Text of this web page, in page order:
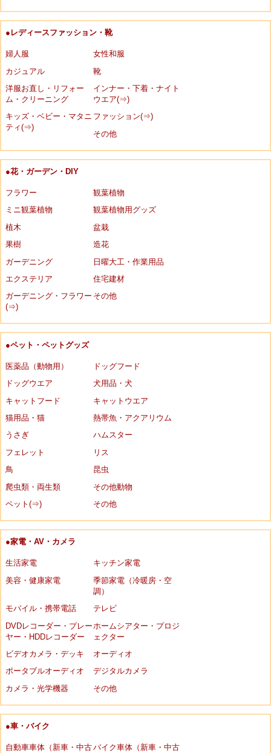
●レディースファッション・靴
婦人服
女性和服
カジュアル
靴
洋服お直し・リフォー
ム・クリーニング
インナー・下着・ナイト
ウエア(⇒)
キッズ・ベビー・マタニ
ティ(⇒)
ファッション(⇒)
その他
●花・ガーデン・DIY
フラワー
観葉植物
ミニ観葉植物
観葉植物用グッズ
植木
盆栽
果樹
造花
ガーデニング
日曜大工・作業用品
エクステリア
住宅建材
ガーデニング・フラワー
(⇒)
その他
●ペット・ペットグッズ
医薬品（動物用）
ドッグフード
ドッグウエア
犬用品・犬
キャットフード
キャットウエア
猫用品・猫
熱帯魚・アクアリウム
うさぎ
ハムスター
フェレット
リス
鳥
昆虫
爬虫類・両生類
その他動物
ペット(⇒)
その他
●家電・AV・カメラ
生活家電
キッチン家電
美容・健康家電
季節家電（冷暖房・空
調）
モバイル・携帯電話
テレビ
DVDレコーダー・プレー
ヤー・HDDレコーダー
ホームシアター・プロジ
ェクター
ビデオカメラ・デッキ
オーディオ
ポータブルオーディオ
デジタルカメラ
カメラ・光学機器
その他
●車・バイク
自動車車体（新車・中古バイク車体（新車・中古